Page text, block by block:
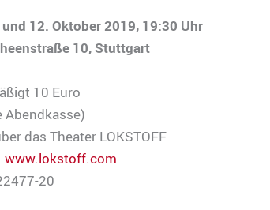
12. Oktober 2019, 19:30 Uhr
10, Stuttgart
10 Euro
Abendkasse)
das Theater LOKSTOFF
www.lokstoff.com
20